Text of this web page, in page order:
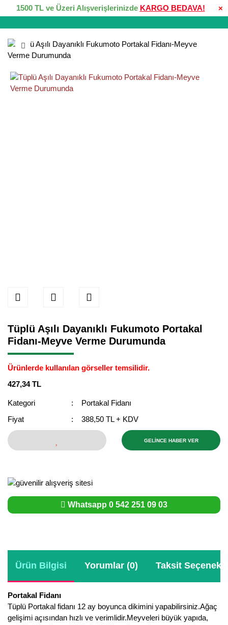
×
1500 TL ve Üzeri Alışverişlerinizde KARGO BEDAVA!
Tüplü Aşılı Dayanıklı Fukumoto Portakal
Fidanı-Meyve Verme Durumunda
Ürünlerde kullanılan görseller temsilidir.
427,34 TL
Kategori
Portakal Fidanı
Fiyat
388,50 TL + KDV
GELİNCE HABER VER
Whatsapp 0 542 251 09 03
Ürün Bilgisi Yorumlar (0) Taksit
Portakal Fidanı
Tüplü Portakal fidanı 12 ay boyunca dikimini yapabilirsiniz.Ağaç
gelişimi açısından hızlı ve verimlidir.Meyveleri büyük yapıda,